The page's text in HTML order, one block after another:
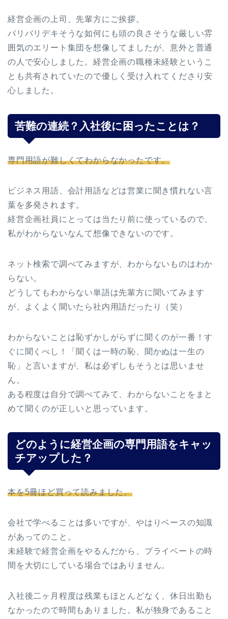
経営企画の上司、先輩方にご挨拶。
バリバリデキそうな如何にも頭の良さそうな厳しい雰
囲気のエリート集団を想像してましたが、意外と普通
の人で安心しました。経営企画の職種未経験というこ
とも共有されていたので優しく受け入れてくださり安
心しました。
苦難の連続？入社後に困ったことは？
専門用語が難しくてわからなかったです。
ビジネス用語、会計用語などは営業に聞き慣れない言
葉を多発されます。
経営企画社員にとっては当たり前に使っているので、
私がわからないなんて想像できないのです。
ネット検索で調べてみますが、わからないものはわか
らない。
どうしてもわからない単語は先輩方に聞いてみます
が、よくよく聞いたら社内用語だったり（笑）
わからないことは恥ずかしがらずに聞くのが一番！す
ぐに聞くべし！「聞くは一時の恥、聞かぬは一生の
恥」と言いますが、私は必ずしもそうとは思いませ
ん。
ある程度は自分で調べてみて、わからないことをまと
めて聞くのが正しいと思っています。
どのように経営企画の専門用語をキャッ
チアップした？
本を5冊ほど買って読みました。
会社で学べることは多いですが、やはりベースの知識
があってのこと。
未経験で経営企画をやるんだから、プライベートの時
間を大切にしている場合ではありません。
入社後二ヶ月程度は残業もほとんどなく、休日出勤も
なかったので時間もありました。私が独身であること